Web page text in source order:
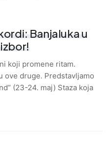
Banjaluka u
koji promene ritam.
ove druge. Predstavljamo
(23-24. maj) Staza koja